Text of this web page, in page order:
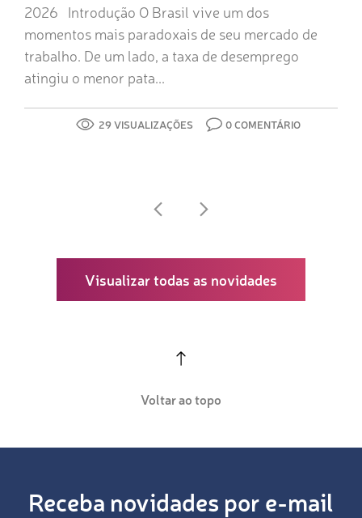
2026 Introdução O Brasil vive um dos
momentos mais paradoxais de seu mercado de
trabalho. De um lado, a taxa de desemprego
atingiu o menor pata...
29 VISUALIZAÇÕES 0 COMENTÁRIO
Visualizar todas as novidades
Voltar ao topo
Receba novidades por e-mail